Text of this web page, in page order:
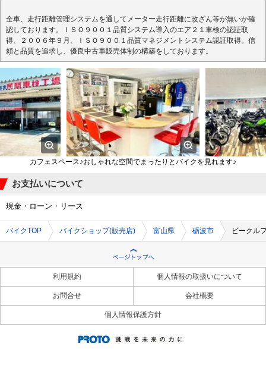
全車、走行距離管理システムを通してメーター走行距離に改ざん等が無いか確
認しております。ＩＳＯ９００１品質システム導入のエア２１車検の認証取
得、２００６年９月、ＩＳＯ９００１品質マネジメントシステム認証取得。信
頼と品質を追求し、優良中古車販売体制の構築をしております。
カフェスペース♪おしゃれな空間でまったりとバイクを見れます♪
お支払いについて
現金・ローン・リース
バイクTOP バイクショップ(販売店) 富山県 砺波市 ビークル
利用規約 個人情報の取扱いについて
お問合せ 会社概要
個人情報保護方針